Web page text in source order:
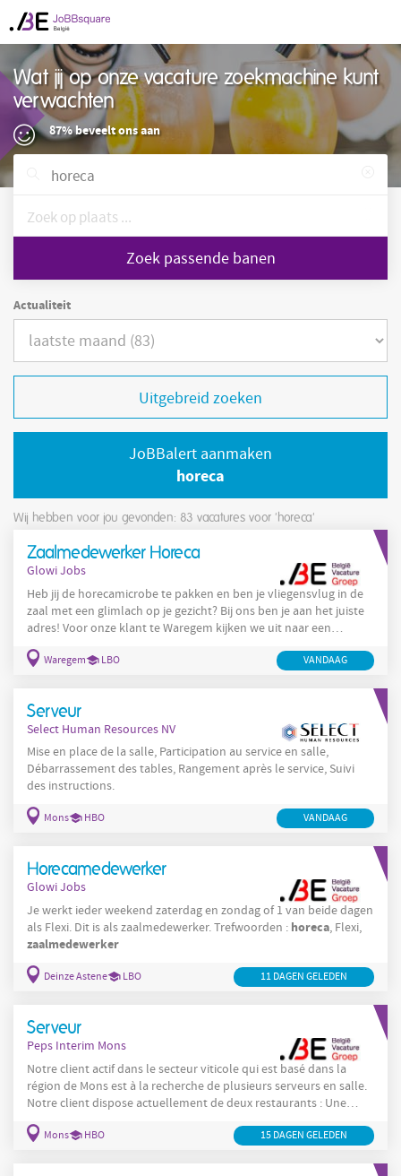
Wat jij op onze vacature zoekmachine kunt
verwachten
87% beveelt ons aan
Zoek passende banen
Actualiteit
Uitgebreid zoeken
JoBBalert aanmaken
horeca
Wij hebben voor jou gevonden: 83 vacatures voor 'horeca'
Zaalmedewerker Horeca
Glowi Jobs
Heb jij de horecamicrobe te pakken en ben je vliegensvlug in de
zaal met een glimlach op je gezicht? Bij ons ben je aan het juiste
adres! Voor onze klant te Waregem kijken we uit naar een
zaalmedewerker
je takenpakket: in orde plaatsen van zaal en tafels begeleiden en
Waregem LBO VANDAAG
Serveur
Select Human Resources NV
Mise en place de la salle, Participation au service en salle,
Débarrassement des tables, Rangement après le service, Suivi
des instructions.
Mons HBO VANDAAG
Horecamedewerker
Glowi Jobs
Je werkt ieder weekend zaterdag en zondag of 1 van beide dagen
als Flexi. Dit is als zaalmedewerker. Trefwoorden : horeca, Flexi,
zaalmedewerker
Deinze Astene LBO 11 DAGEN GELEDEN
Serveur
Peps Interim Mons
Notre client actif dans le secteur viticole qui est basé dans la
région de Mons est à la recherche de plusieurs serveurs en salle.
Notre client dispose actuellement de deux restaurants : Une
brasserie
salle, Participation au service en salle, Débarrassement desMons HBO 15 DAGEN GELEDEN